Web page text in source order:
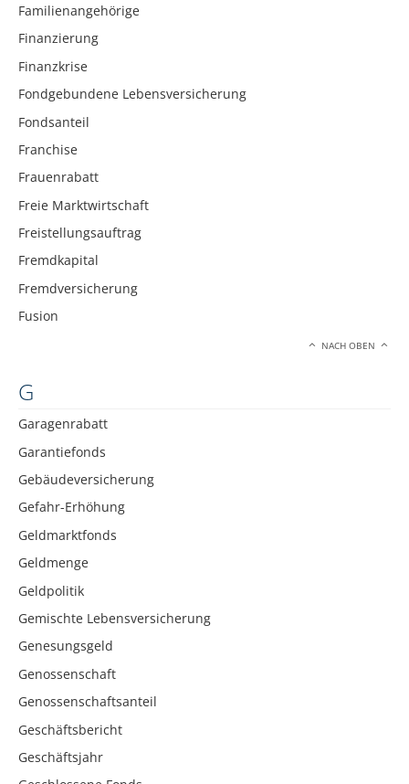
Familienangehörige
Finanzierung
Finanzkrise
Fondgebundene Lebensversicherung
Fondsanteil
Franchise
Frauenrabatt
Freie Marktwirtschaft
Freistellungsauftrag
Fremdkapital
Fremdversicherung
Fusion
NACH OBEN
G
Garagenrabatt
Garantiefonds
Gebäudeversicherung
Gefahr-Erhöhung
Geldmarktfonds
Geldmenge
Geldpolitik
Gemischte Lebensversicherung
Genesungsgeld
Genossenschaft
Genossenschaftsanteil
Geschäftsbericht
Geschäftsjahr